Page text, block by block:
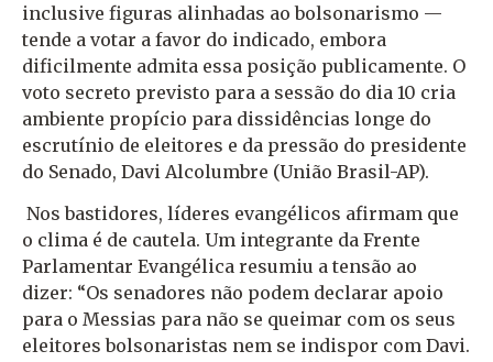
inclusive figuras alinhadas ao bolsonarismo —
tende a votar a favor do indicado, embora
dificilmente admita essa posição publicamente. O
voto secreto previsto para a sessão do dia 10 cria
ambiente propício para dissidências longe do
escrutínio de eleitores e da pressão do presidente
do Senado, Davi Alcolumbre (União Brasil-AP).
Nos bastidores, líderes evangélicos afirmam que
o clima é de cautela. Um integrante da Frente
Parlamentar Evangélica resumiu a tensão ao
dizer: “Os senadores não podem declarar apoio
para o Messias para não se queimar com os seus
eleitores bolsonaristas nem se indispor com Davi.